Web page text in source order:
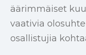
äärimmäiset
vaativia
osallistujia